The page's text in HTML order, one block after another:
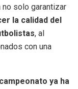
no solo garantizar
la calidad del
, al
con una
ya ha